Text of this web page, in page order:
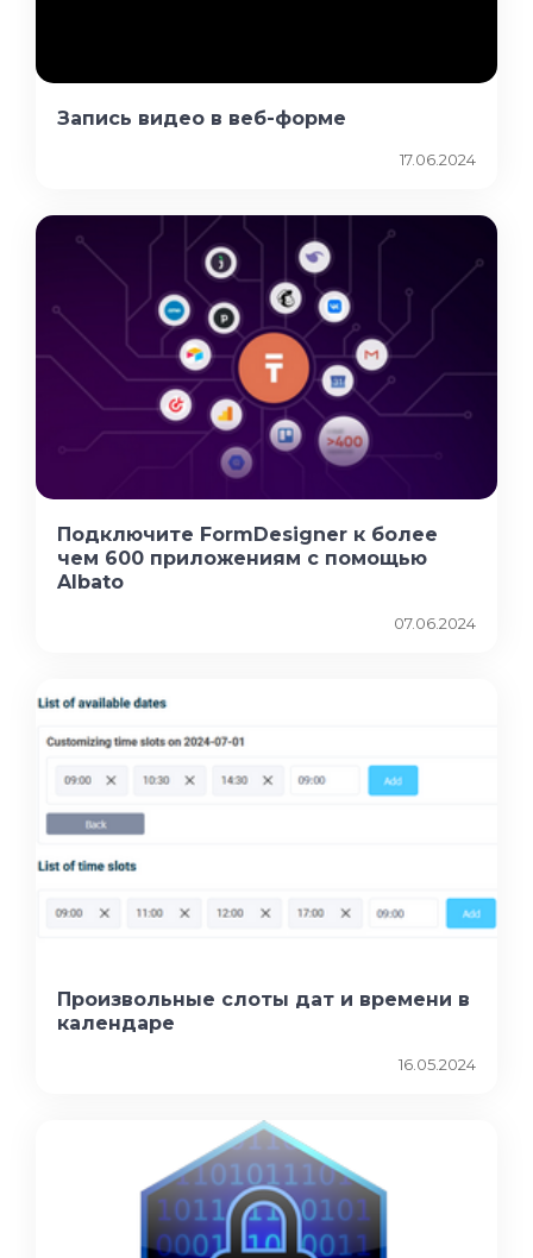
Запись видео в веб-форме
17.06.2024
Подключите FormDesigner к более
чем 600 приложениям с помощью
Albato
07.06.2024
Произвольные слоты дат и времени в
календаре
16.05.2024